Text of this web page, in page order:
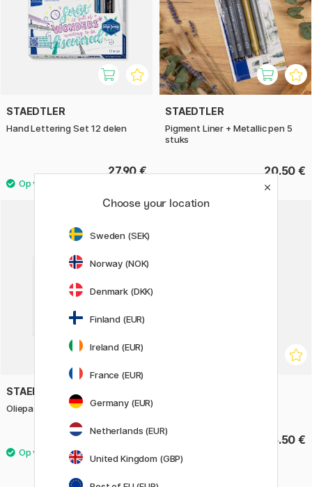
STAEDTLER
Hand Lettering Set 12 delen
27.90 €
STAEDTLER
Pigment Liner + Metallic pen 5
stuks
20.50 €
STAEDTLER
Oliepastel Metallic 6-set
5.60 € 5.50 €
Choose your location
Sweden (SEK)
Norway (NOK)
Denmark (DKK)
Finland (EUR)
Ireland (EUR)
France (EUR)
Germany (EUR)
Netherlands (EUR)
United Kingdom (GBP)